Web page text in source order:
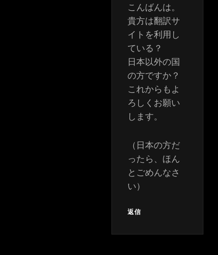
こんばんは。
貴方は翻訳サ
イトを利用し
ている？
日本以外の国
の方ですか？
これからもよ
ろしくお願い
します。
（日本の方だ
ったら、ほん
とごめんなさ
い）
返信